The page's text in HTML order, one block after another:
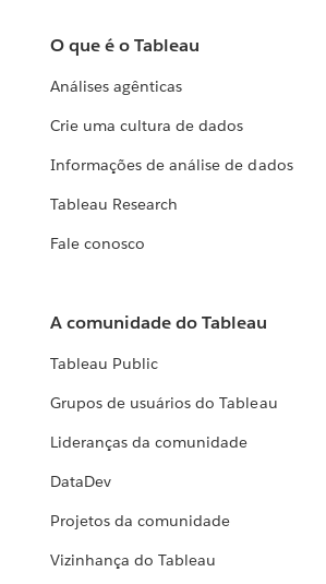
O que é o Tableau
Análises agênticas
Crie uma cultura de dados
Informações de análise de dados
Tableau Research
Fale conosco
A comunidade do Tableau
Tableau Public
Grupos de usuários do Tableau
Lideranças da comunidade
DataDev
Projetos da comunidade
Vizinhança do Tableau